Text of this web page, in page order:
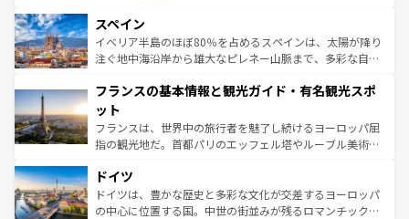
ろん、トスカーナの美しい田園風景やアマルフィ海岸の絶
景など、自然景観も見逃せない。観光の合間には、本場の
ピザやパスタなど、絶品のイタリア料理を堪能することも
ませてくれるイタリアで、忘れられない旅をしてみよう！
なお、新着のイタリア情報は
しい。
スペイン
イベリア半島のほぼ80％を占めるスペインは、太陽が降り
注ぐ地中海沿岸から雄大なピレネー山脈まで、多彩な自然
文化が根付くこの国では、情熱的なフラメンコ、熱気あふ
れる闘牛、そして美味しいタパスが生活の一部となってい
る。首都マドリードの洗練された雰囲気や、バルセロナの
アートに溢れた街角から、地方では古代ローマ遺跡や中世
せる。地方によって風土や気候が異なるスペインはその個
性で訪れる人を魅了する。 なお、新着のスペイン情報は コ
ンテンツ一覧を参照してほしい。
フランスの基本情報と観光ガイド・有名観光スポ
ット
フランスは、世界中の旅行者を魅了し続けるヨーロッパ屈
指の観光地だ。首都パリのエッフェル塔やルーブル美術館
で、幅広い魅力が詰まっている。華麗な宮殿、歴史的な大
聖堂、美しいビーチ、そして豊かな自然が、訪れる者を心
から魅了する。また、フランスは美食の国としても知ら
ドイツ
ドイツは、豊かな歴史と多彩な文化が交差するヨーロッパ
の中心に位置する国。中世の街並みが残るロマンチック街